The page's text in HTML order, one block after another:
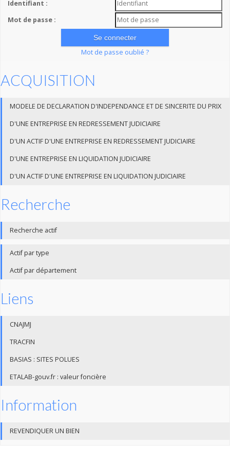
Identifiant :
Mot de passe :
Mot de passe oublié ?
ACQUISITION
MODELE DE DECLARATION D'INDEPENDANCE ET DE SINCERITE DU PRIX
D'UNE ENTREPRISE EN REDRESSEMENT JUDICIAIRE
D'UN ACTIF D'UNE ENTREPRISE EN REDRESSEMENT JUDICIAIRE
D'UNE ENTREPRISE EN LIQUIDATION JUDICIAIRE
D'UN ACTIF D'UNE ENTREPRISE EN LIQUIDATION JUDICIAIRE
Recherche
Recherche actif
Actif par type
Actif par département
Liens
CNAJMJ
TRACFIN
BASIAS : SITES POLUES
ETALAB-gouv.fr : valeur foncière
Information
REVENDIQUER UN BIEN